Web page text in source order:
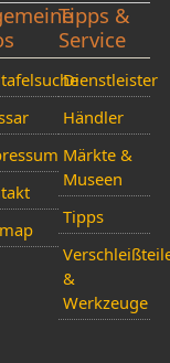
Tipps &
Service
Dienstleister
Händler
Märkte &
Museen
Tipps
&
Werkzeuge